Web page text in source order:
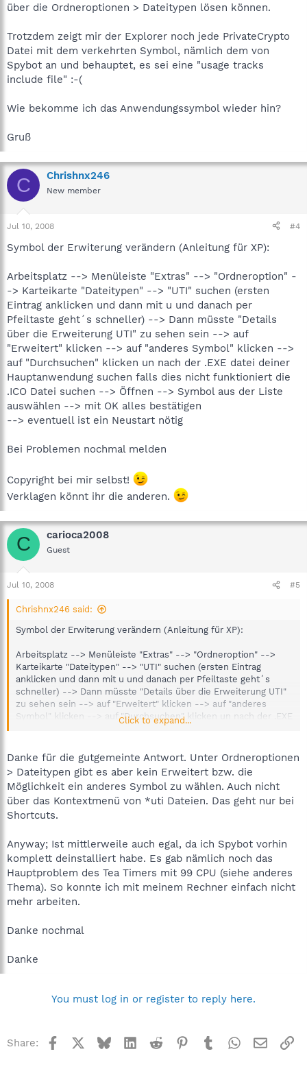
über die Ordneroptionen > Dateitypen lösen können.
Trotzdem zeigt mir der Explorer noch jede PrivateCrypto
Datei mit dem verkehrten Symbol, nämlich dem von
Spybot an und behauptet, es sei eine "usage tracks
include file" :-(
Wie bekomme ich das Anwendungssymbol wieder hin?
Gruß
C Chrishnx246
New member
Jul 10, 2008 #4
Symbol der Erwiterung verändern (Anleitung für XP):
Arbeitsplatz --> Menüleiste "Extras" --> "Ordneroption" -
-> Karteikarte "Dateitypen" --> "UTI" suchen (ersten
Eintrag anklicken und dann mit u und danach per
Pfeiltaste geht´s schneller) --> Dann müsste "Details
über die Erweiterung UTI" zu sehen sein --> auf
"Erweitert" klicken --> auf "anderes Symbol" klicken -->
auf "Durchsuchen" klicken un nach der .EXE datei deiner
Hauptanwendung suchen falls dies nicht funktioniert die
.ICO Datei suchen --> Öffnen --> Symbol aus der Liste
auswählen --> mit OK alles bestätigen
--> eventuell ist ein Neustart nötig
Bei Problemen nochmal melden
Copyright bei mir selbst!
Verklagen könnt ihr die anderen.
C carioca2008
Guest
Jul 10, 2008 #5
Chrishnx246 said:
Symbol der Erwiterung verändern (Anleitung für XP):
Arbeitsplatz --> Menüleiste "Extras" --> "Ordneroption" -->
Karteikarte "Dateitypen" --> "UTI" suchen (ersten Eintrag
anklicken und dann mit u und danach per Pfeiltaste geht´s
schneller) --> Dann müsste "Details über die Erweiterung UTI"
zu sehen sein --> auf "Erweitert" klicken --> auf "anderes
Symbol" klicken --> auf "Durchsuchen" klicken un nach der .EXE
datei deiner Hauptanwendung suchen falls dies nicht
der Liste auswählen --> mit OK alles bestätigen
--> eventuell ist ein Neustart nötig
Bei Problemen nochmal melden
Copyright bei mir selbst!
Click to expand...
Danke für die gutgemeinte Antwort. Unter Ordneroptionen
> Dateitypen gibt es aber kein Erweitert bzw. die
Möglichkeit ein anderes Symbol zu wählen. Auch nicht
über das Kontextmenü von *uti Dateien. Das geht nur bei
Shortcuts.
Anyway; Ist mittlerweile auch egal, da ich Spybot vorhin
komplett deinstalliert habe. Es gab nämlich noch das
Hauptproblem des Tea Timers mit 99 CPU (siehe anderes
Thema). So konnte ich mit meinem Rechner einfach nicht
mehr arbeiten.
Danke nochmal
Danke
You must log in or register to reply here.
Share: Facebook BlueskyLinkedInReddit Pinterest
TumblrWhatsApp
Email